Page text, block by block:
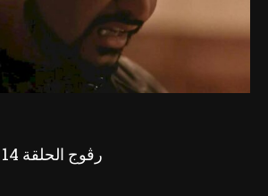
Ragouj Ep 14 – رڨوج الحلقة 14